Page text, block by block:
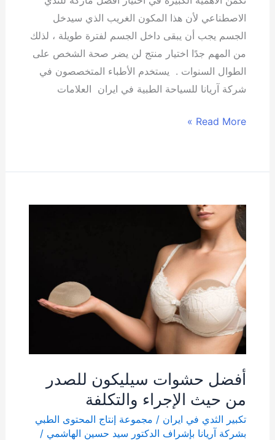
الاصطناعي لأن هذا المكون الغريب الذي سيدخل
الجسم يجب أن يبقى داخل الجسم لفترة طويلة ، لذلك
من المهم جدًا اختيار منتج لن يضر صحة الشخص على
الطوال السنوات . يستخدم الأطباء المتخصصون في
شركة آريانا للسياحة الطبية في ايران العلامات
Read More »
أفضل حشوات سيليكون للصدر
من حيث الإجراء والتكلفة
تكبير الثدي في ايران / مجموعة إنتاج المحتوى الطبي
بشركة آریانا بإشراف الدكتور سيد حسين الهاشمي/
أفضل
حشوات
سيليكون
للصدر
من
حيث
الإجراء
والتكلفة